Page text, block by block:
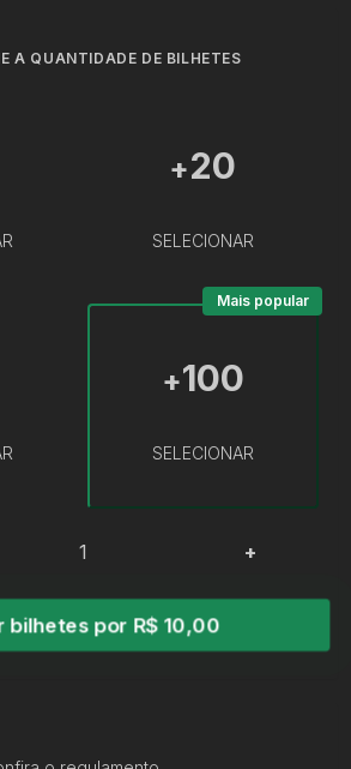
A QUANTIDADE DE BILHETES
+20
SELECIONAR
+100
SELECIONAR
Mais popular
+
bilhetes por R$ 10,00